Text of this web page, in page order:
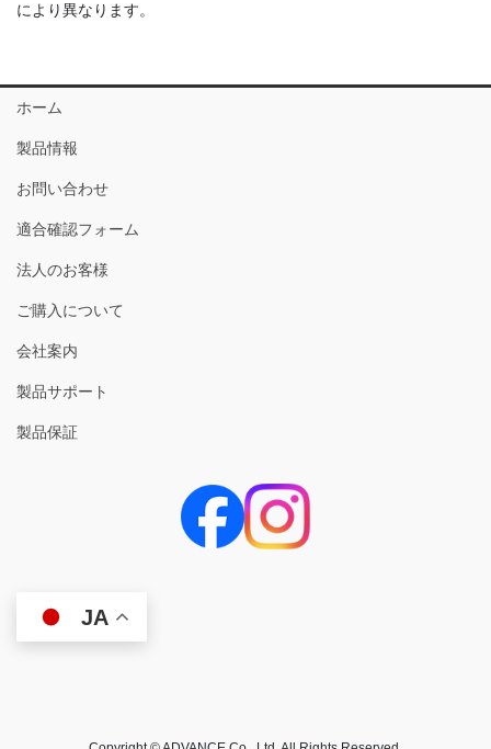
により異なります。
ホーム
製品情報
お問い合わせ
適合確認フォーム
法人のお客様
ご購入について
会社案内
製品サポート
製品保証
JA